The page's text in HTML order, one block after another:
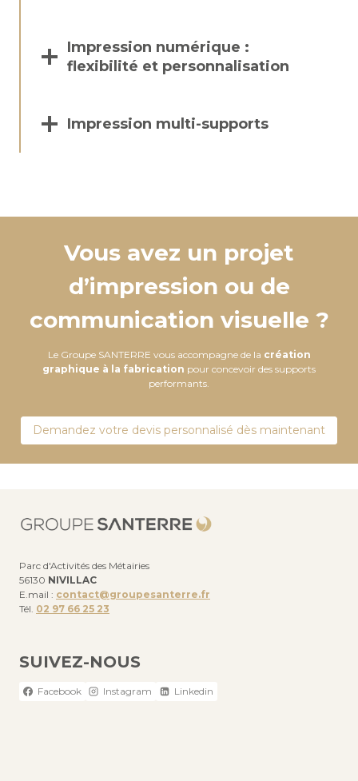
Impression numérique :
flexibilité et personnalisation
Impression multi-supports
Vous avez un projet
d’impression ou de
communication visuelle ?
Le Groupe SANTERRE vous accompagne de la création
graphique à la fabrication pour concevoir des supports
performants.
Demandez votre devis personnalisé dès maintenant
Parc d'Activités des Métairies
56130 NIVILLAC
E.mail : contact@groupesanterre.fr
Tél. 02 97 66 25 23
SUIVEZ-NOUS
Facebook Instagram Linkedin